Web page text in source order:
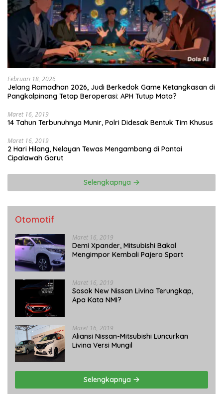
Februari 18, 2026
Jelang Ramadhan 2026, Judi Berkedok Game Ketangkasan di
Pangkalpinang Tetap Beroperasi: APH Tutup Mata?
Maret 16, 2019
14 Tahun Terbunuhnya Munir, Polri Didesak Bentuk Tim Khusus
Maret 16, 2019
2 Hari Hilang, Nelayan Tewas Mengambang di Pantai
Cipalawah Garut
Selengkapnya
Otomotif
Maret 16, 2019
Demi Xpander, Mitsubishi Bakal
Mengimpor Kembali Pajero Sport
Maret 16, 2019
Sosok New Nissan Livina Terungkap,
Apa Kata NMI?
Maret 16, 2019
Aliansi Nissan-Mitsubishi Luncurkan
Livina Versi Mungil
Selengkapnya